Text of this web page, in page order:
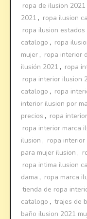
ropa de ilusion
2021 , ropa ilusion
ropa ilusion estados
catalogo , ropa
mujer , ropa interior
ilusión 2021 , ropa
ropa interior ilusion
catalogo , ropa
interior ilusion por
precios , ropa
ropa interior marca
ilusion , ropa interior
para mujer ilusion ,
ropa intima ilusion
dama , ropa marca
tienda de ropa
catalogo , trajes de
baño ilusion 2021